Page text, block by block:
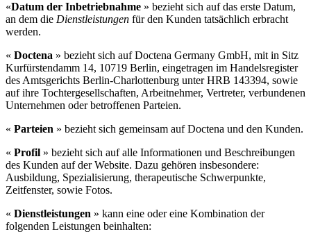
«Datum der Inbetriebnahme » bezieht sich auf das erste Datum,
an dem die Dienstleistungen für den Kunden tatsächlich erbracht
werden.
« Doctena » bezieht sich auf Doctena Germany GmbH, mit in Sitz
Kurfürstendamm 14, 10719 Berlin, eingetragen im Handelsregister
des Amtsgerichts Berlin-Charlottenburg unter HRB 143394, sowie
auf ihre Tochtergesellschaften, Arbeitnehmer, Vertreter, verbundenen
Unternehmen oder betroffenen Parteien.
« Parteien » bezieht sich gemeinsam auf Doctena und den Kunden.
« Profil » bezieht sich auf alle Informationen und Beschreibungen
des Kunden auf der Website. Dazu gehören insbesondere:
Ausbildung, Spezialisierung, therapeutische Schwerpunkte,
Zeitfenster, sowie Fotos.
« Dienstleistungen » kann eine oder eine Kombination der
folgenden Leistungen beinhalten: